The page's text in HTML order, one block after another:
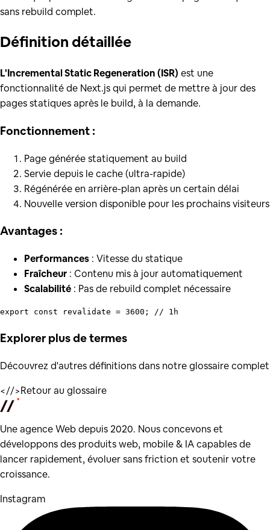
sans rebuild complet.
Définition détaillée
L'Incremental Static Regeneration (ISR) est une
fonctionnalité de Next.js qui permet de mettre à jour des
pages statiques après le build, à la demande.
Fonctionnement :
Page générée statiquement au build
Servie depuis le cache (ultra-rapide)
Régénérée en arrière-plan après un certain délai
Nouvelle version disponible pour les prochains visiteurs
Avantages :
Performances : Vitesse du statique
Fraîcheur : Contenu mis à jour automatiquement
Scalabilité : Pas de rebuild complet nécessaire
export const revalidate = 3600 ; // 1h
Explorer plus determes
Découvrez d'autres définitions dans notre glossaire complet
<//>Retour au glossaire
Une agence Web depuis 2020. Nous concevons et
développons des produits web, mobile & IA capables de
lancer rapidement, évoluer sans friction et soutenir votre
croissance.
Instagram